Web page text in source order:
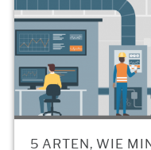
5 ARTEN, WIE